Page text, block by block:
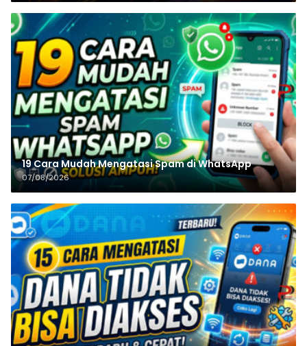
19 Cara Mudah Mengatasi Spam di WhatsApp
07/08/2026